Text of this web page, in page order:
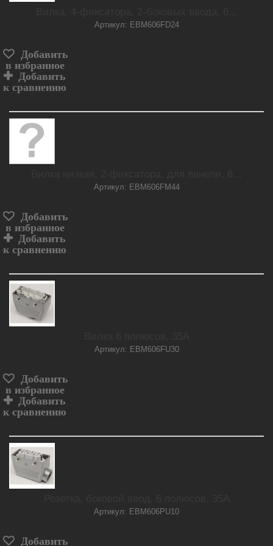
Артикул: EBM606FD24
Добавить
в избранное
Добавить
к сравнению
Артикул: EBM606FM44
Добавить
в избранное
Добавить
к сравнению
Артикул: EBM606FU30
Добавить
в избранное
Добавить
к сравнению
Артикул: EBM606PU10
Добавить